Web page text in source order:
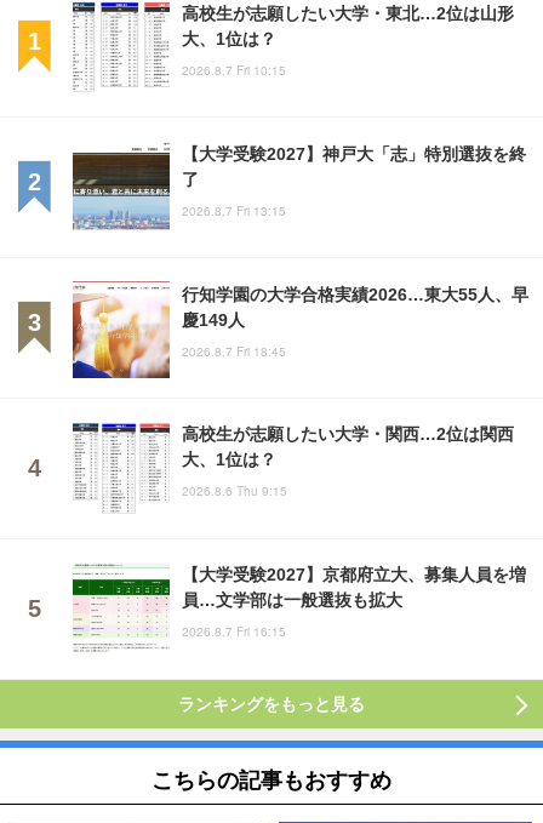
高校生が志願したい大学・東北…2位は山形
大、1位は？
2026.8.7 Fri 10:15
【大学受験2027】神戸大「志」特別選抜を終
了
2026.8.7 Fri 13:15
行知学園の大学合格実績2026…東大55人、早
慶149人
2026.8.7 Fri 18:45
高校生が志願したい大学・関西…2位は関西
大、1位は？
2026.8.6 Thu 9:15
【大学受験2027】京都府立大、募集人員を増
員…文学部は一般選抜も拡大
2026.8.7 Fri 16:15
ランキングをもっと見る
こちらの記事もおすすめ